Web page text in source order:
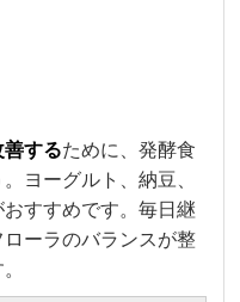
するために、発酵食
ヨーグルト、納豆、
すすめです。毎日継
ーラのバランスが整